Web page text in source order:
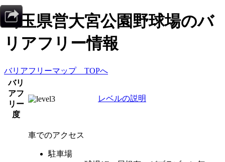
埼玉県営大宮公園野球場のバ
リアフリー情報
バリアフリーマップ TOPへ
バリ
アフ
リー
度
レベルの説明
車でのアクセス
駐車場